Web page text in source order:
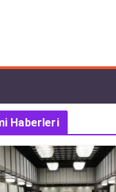
Haberleri